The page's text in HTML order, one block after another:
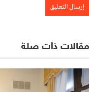
مقالات ذات صلة